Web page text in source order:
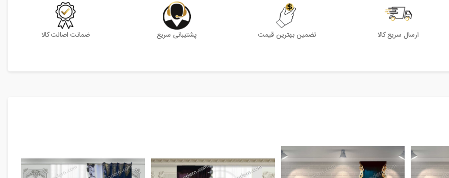
ارسال سریع کالا تضمین بهترین قیمت پشتیبانی سریع ضمانت اصالت کالا